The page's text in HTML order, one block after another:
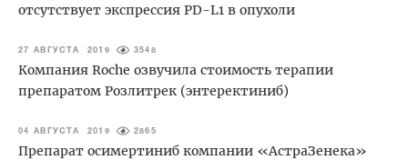
отсутствует экспрессия PD-L1 в опухоли
27 АВГУСТА 2019 3548
Компания Roche озвучила стоимость терапии
препаратом Розлитрек (энтеректиниб)
04 АВГУСТА 2019 2865
Препарат осимертиниб компании «АстраЗенека»